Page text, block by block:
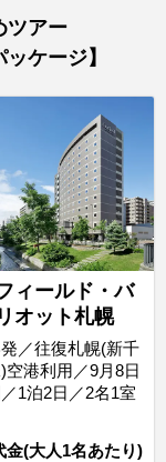
ツアー
ケージ】
ィールド・バ
オット札幌
／往復札幌(新千
空港利用／9月8日
1泊2日／2名1室